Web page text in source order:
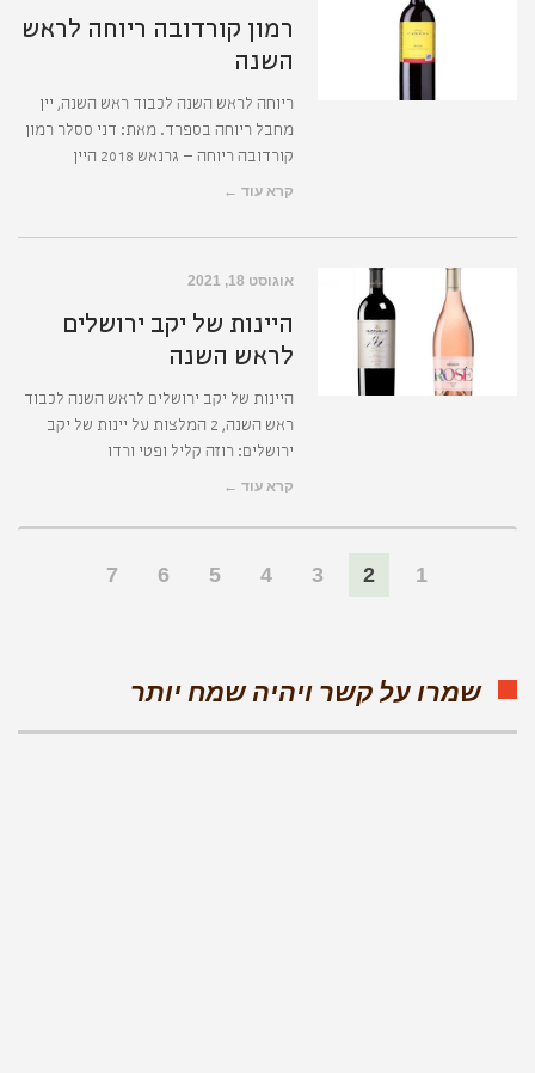
רמון קורדובה ריוחה לראש
השנה
ריוחה לראש השנה לכבוד ראש השנה, יין
מחבל ריוחה בספרד. מאת: דני ססלר רמון
קורדובה ריוחה – גרנאש 2018 היין
קרא עוד ←
אוגוסט 18, 2021
היינות של יקב ירושלים
לראש השנה
היינות של יקב ירושלים לראש השנה לכבוד
ראש השנה, 2 המלצות על יינות של יקב
ירושלים: רוזה קליל ופטי ורדו
קרא עוד ←
1
2
3
4
5
6
7
שמרו על קשר ויהיה שמח יותר